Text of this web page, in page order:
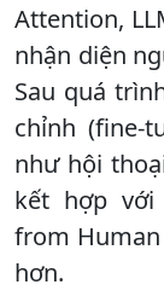
Attention,
nhận diện
Sau quá
chỉnh (fine-
như hội
kết hợp với
from
hơn.